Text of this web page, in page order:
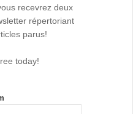
recevrez deux
répertoriant
parus!
today!